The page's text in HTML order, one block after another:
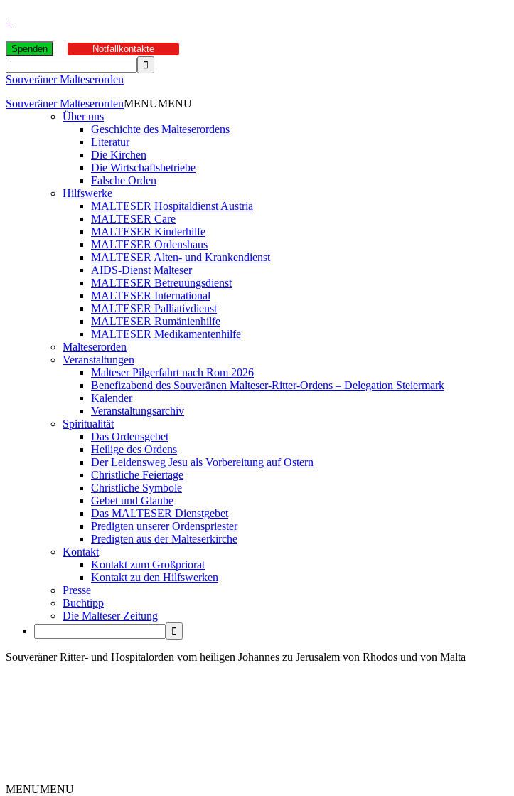
+
Spenden Notfallkontakte
Souveräner Malteserorden
Souveräner MalteserordenMENUMENU
Über uns
Geschichte des Malteserordens
Literatur
Die Kirchen
Die Wirtschaftsbetriebe
Falsche Orden
Hilfswerke
MALTESER Hospitaldienst Austria
MALTESER Care
MALTESER Kinderhilfe
MALTESER Ordenshaus
MALTESER Alten- und Krankendienst
AIDS-Dienst Malteser
MALTESER Betreuungsdienst
MALTESER International
MALTESER Palliativdienst
MALTESER Rumänienhilfe
MALTESER Medikamentenhilfe
Malteserorden
Veranstaltungen
Malteser Pilgerfahrt nach Rom 2026
Benefizabend des Souveränen Malteser-Ritter-Ordens – Delegation Steiermark
Kalender
Veranstaltungsarchiv
Spiritualität
Das Ordensgebet
Heilige des Ordens
Der Leidensweg Jesu als Vorbereitung auf Ostern
Christliche Feiertage
Christliche Symbole
Gebet und Glaube
Das MALTESER Dienstgebet
Predigten unserer Ordenspriester
Predigten aus der Malteserkirche
Kontakt
Kontakt zum Großpriorat
Kontakt zu den Hilfswerken
Presse
Buchtipp
Die Malteser Zeitung
Souveräner Ritter- und Hospitalorden vom heiligen Johannes zu Jerusalem von Rhodos und von Malta
MENUMENU